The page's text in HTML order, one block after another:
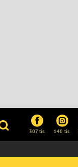
307 tis. 140 tis.